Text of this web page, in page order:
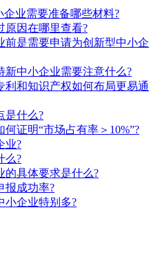
企业需要准备哪些材料?
原因在哪里查看?
前是需要申请为创新型中小企
新中小企业需要注意什么?
利和知识产权如何布局更易通
是什么?
证明“市场占有率＞10%”?
业?
么?
的具体要求是什么?
报成功率?
小企业特别多?